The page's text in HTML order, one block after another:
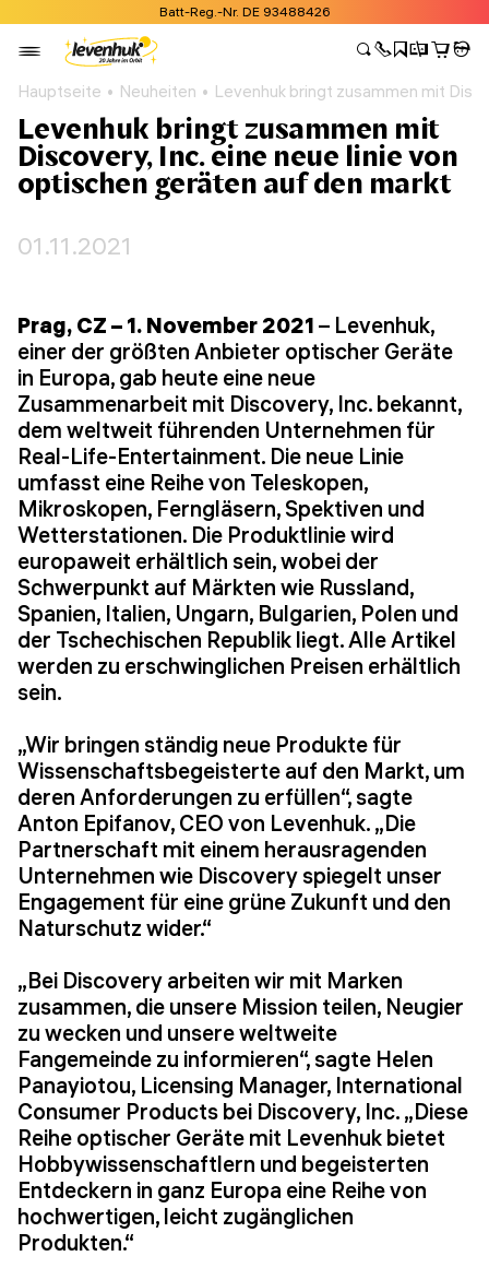
Batt-Reg.-Nr. DE 93488426
Hauptseite Neuheiten Levenhuk bringt zusammen mit
Levenhuk bringt zusammen mit
Discovery, Inc. eine neue linie von
optischen geräten auf den markt
01.11.2021
Prag, CZ – 1. November 2021 – Levenhuk,
einer der größten Anbieter optischer Geräte
in Europa, gab heute eine neue
Zusammenarbeit mit Discovery, Inc. bekannt,
dem weltweit führenden Unternehmen für
Real-Life-Entertainment. Die neue Linie
umfasst eine Reihe von Teleskopen,
Mikroskopen, Ferngläsern, Spektiven und
Wetterstationen. Die Produktlinie wird
europaweit erhältlich sein, wobei der
Schwerpunkt auf Märkten wie Russland,
Spanien, Italien, Ungarn, Bulgarien, Polen und
der Tschechischen Republik liegt. Alle Artikel
werden zu erschwinglichen Preisen erhältlich
sein.
„Wir bringen ständig neue Produkte für
Wissenschaftsbegeisterte auf den Markt, um
deren Anforderungen zu erfüllen“, sagte
Anton Epifanov, CEO von Levenhuk. „Die
Partnerschaft mit einem herausragenden
Unternehmen wie Discovery spiegelt unser
Engagement für eine grüne Zukunft und den
Naturschutz wider.“
„Bei Discovery arbeiten wir mit Marken
zusammen, die unsere Mission teilen, Neugier
zu wecken und unsere weltweite
Fangemeinde zu informieren“, sagte Helen
Panayiotou, Licensing Manager, International
Consumer Products bei Discovery, Inc. „Diese
Reihe optischer Geräte mit Levenhuk bietet
Hobbywissenschaftlern und begeisterten
Entdeckern in ganz Europa eine Reihe von
hochwertigen, leicht zugänglichen
Produkten.“